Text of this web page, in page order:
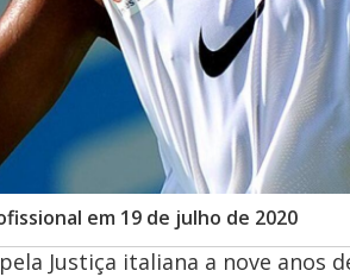
em 19 de julho de 2020
Justiça italiana a nove anos